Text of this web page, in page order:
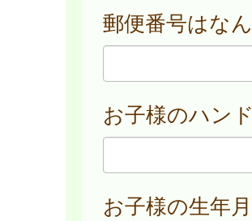
郵便番号はな
お子様のハン
お子様の生年